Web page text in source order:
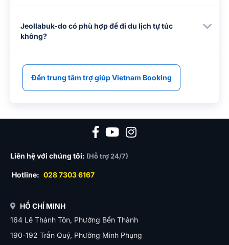
Jeollabuk-do có phù hợp để đi du lịch tự túc
không?
Đến trung tâm trợ giúp Vietnam Booking
Liên hệ với chúng tôi: (Hỗ trợ 24/7)
Hotline: 028 7303 6167
HỒ CHÍ MINH
164 Lê Thánh Tôn, Phường Bến Thành
190-192 Trần Quý, Phường Minh Phụng